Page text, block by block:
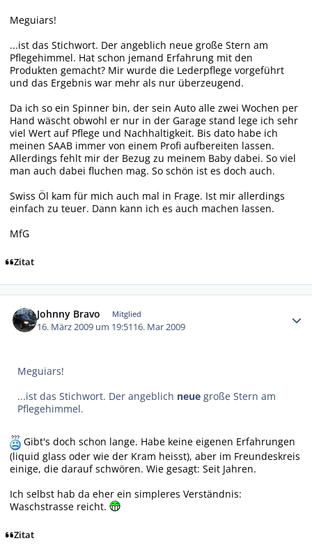
Meguiars!
...ist das Stichwort. Der angeblich neue große Stern am
Pflegehimmel. Hat schon jemand Erfahrung mit den
Produkten gemacht? Mir wurde die Lederpflege vorgeführt
und das Ergebnis war mehr als nur überzeugend.
Da ich so ein Spinner bin, der sein Auto alle zwei Wochen per
Hand wäscht obwohl er nur in der Garage stand lege ich sehr
viel Wert auf Pflege und Nachhaltigkeit. Bis dato habe ich
meinen SAAB immer von einem Profi aufbereiten lassen.
Allerdings fehlt mir der Bezug zu meinem Baby dabei. So viel
man auch dabei fluchen mag. So schön ist es doch auch.
Swiss Öl kam für mich auch mal in Frage. Ist mir allerdings
einfach zu teuer. Dann kann ich es auch machen lassen.
MfG
Zitat
Johnny Bravo Mitglied
16. März 2009 um 19:5116. Mar 2009
Meguiars!
...ist das Stichwort. Der angeblich neue große Stern am
Pflegehimmel.
Gibt's doch schon lange. Habe keine eigenen Erfahrungen
(liquid glass oder wie der Kram heisst), aber im Freundeskreis
einige, die darauf schwören. Wie gesagt: Seit Jahren.
Ich selbst hab da eher ein simpleres Verständnis:
Waschstrasse reicht.
Zitat